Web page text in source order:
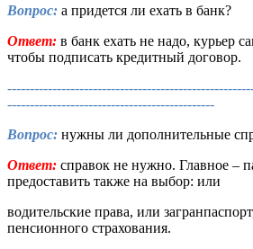
Вопрос: а придется ли ехать в банк?
Ответ: в банк ехать не надо, курьер
чтобы подписать кредитный договор.
----------------------------------------------
Вопрос: нужны ли дополнительные
Ответ: справок не нужно. Главное –
предоставить также на выбор: или
водительские права, или
пенсионного страхования.